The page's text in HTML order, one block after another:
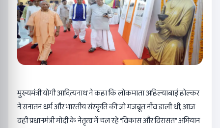
मुख्यमंत्री योगी आदित्यनाथ ने कहा कि लोकमाता अहिल्याबाई होल्कर
ने सनातन धर्म और भारतीय संस्कृति की जो मजबूत नींव डाली थी, आज
वही प्रधानमंत्री मोदी के नेतृत्व में चल रहे “विकास और विरासत” अभियान